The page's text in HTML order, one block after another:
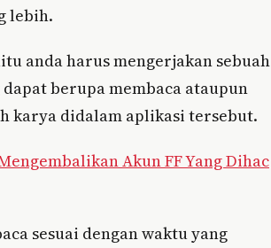
lebih.
anda harus mengerjakan sebuah
berupa membaca ataupun
karya didalam aplikasi tersebut.
Akun FF Yang Dihac
sesuai dengan waktu yang